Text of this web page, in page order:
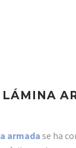
armada se ha